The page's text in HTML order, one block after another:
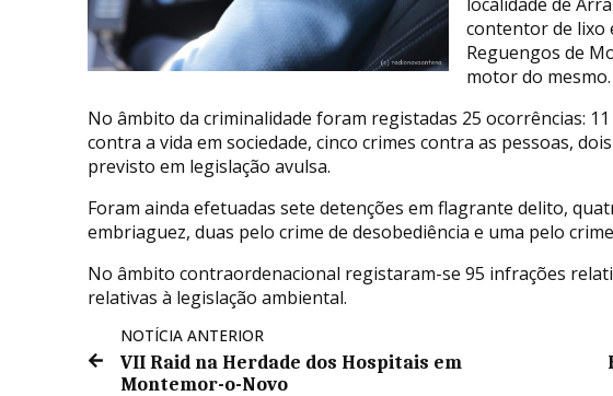
contentor de lixo
Reguengos de
motor do mesmo.
No âmbito da criminalidade foram registadas 25 ocorrências:
contra a vida em sociedade, cinco crimes contra as pessoas,
previsto em legislação avulsa.
Foram ainda efetuadas sete detenções em flagrante delito,
embriaguez, duas pelo crime de desobediência e uma pelo
No âmbito contraordenacional registaram-se 95 infrações
relativas à legislação ambiental.
NOTÍCIA ANTERIOR
VII Raid na Herdade dos Hospitais em
Montemor-o-Novo